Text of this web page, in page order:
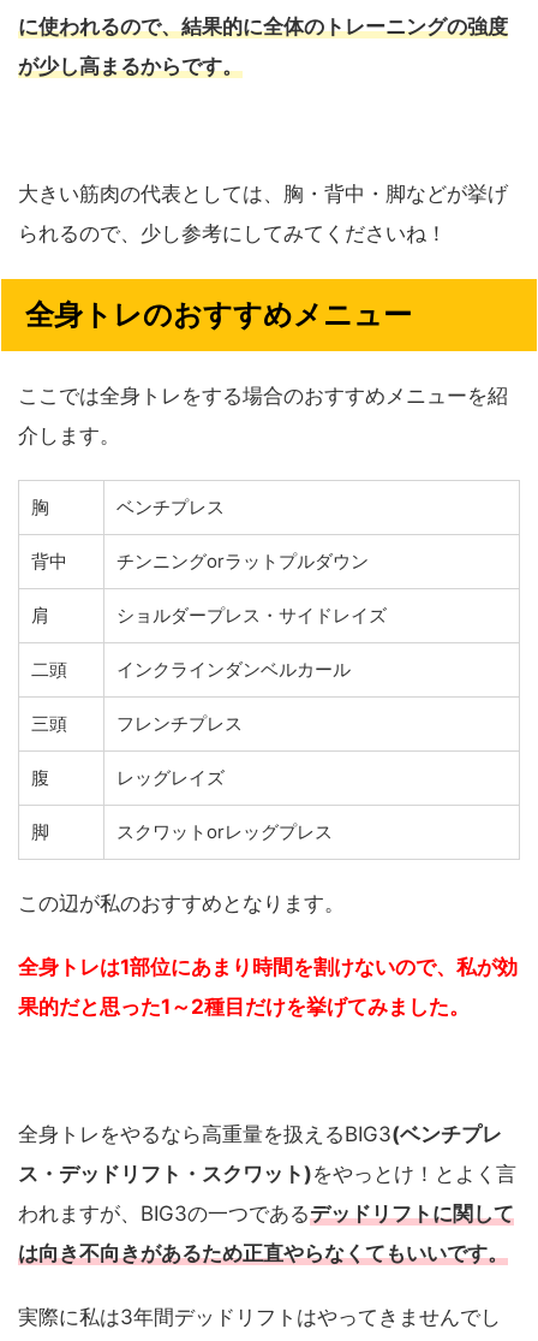
に使われるので、結果的に全体のトレーニングの強度
が少し高まるからです。
大きい筋肉の代表としては、胸・背中・脚などが挙げ
られるので、少し参考にしてみてくださいね！
全身トレのおすすめメニュー
ここでは全身トレをする場合のおすすめメニューを紹
介します。
胸 ベンチプレス
背中 チンニングorラットプルダウン
肩 ショルダープレス・サイドレイズ
二頭 インクラインダンベルカール
三頭 フレンチプレス
腹 レッグレイズ
脚 スクワットorレッグプレス
この辺が私のおすすめとなります。
全身トレは1部位にあまり時間を割けないので、私が効
果的だと思った1～2種目だけを挙げてみました。
全身トレをやるなら高重量を扱えるBIG3(ベンチプレ
ス・デッドリフト・スクワット)をやっとけ！とよく言
われますが、BIG3の一つであるデッドリフトに関して
は向き不向きがあるため正直やらなくてもいいです。
実際に私は3年間デッドリフトはやってきませんでし